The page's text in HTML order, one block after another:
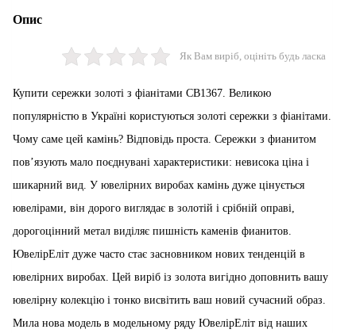
Опис
Як Вам виріб, оцініть будь ласка
Купити сережки золоті з фіанітами СВ1367. Великою
популярністю в Україні користуються золоті сережки з фіанітами.
Чому саме цей камінь? Відповідь проста. Сережки з фианитом
пов’язують мало поєднувані характеристики: невисока ціна і
шикарний вид. У ювелірних виробах камінь дуже цінується
ювелірами, він дорого виглядає в золотій і срібній оправі,
дорогоцінний метал виділяє пишність каменів фианитов.
ЮвелірЕліт дуже часто стає засновником нових тенденцій в
ювелірних виробах. Цей виріб із золота вигідно доповнить вашу
ювелірну колекцію і тонко висвітить ваш новий сучасний образ.
Мила нова модель в модельному ряду ЮвелірЕліт від наших